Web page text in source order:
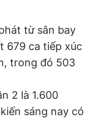
từ sân bay
679 ca tiếp xúc
trong đó 503
2 là 1.600
sáng nay có